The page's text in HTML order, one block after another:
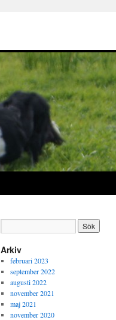
Arkiv
februari 2023
september 2022
augusti 2022
november 2021
maj 2021
november 2020